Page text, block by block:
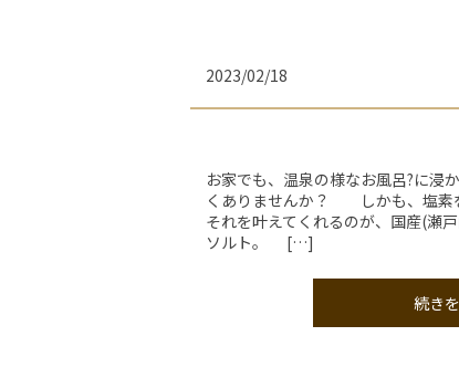
2023/02/18
お家でも、温泉の様なお風呂?に浸
くありませんか？ しかも、塩素
それを叶えてくれるのが、国産(瀬
ソルト。 […]
続き